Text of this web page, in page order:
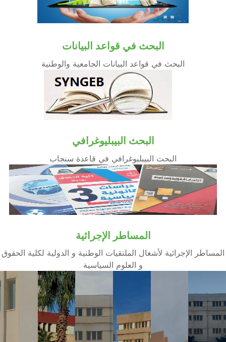
البحث في قواعد البيانات
البحث في قواعد البيانات الجامعية والوطنية
البحث البيبليوغرافي
البحث البيبليوغرافي في قاعدة سنجاب
المساطر الإجرائية
المساطر الإجرائية لأشغال الملتقيات الوطنية و الدولية لكلية الحقوق
و العلوم السياسية